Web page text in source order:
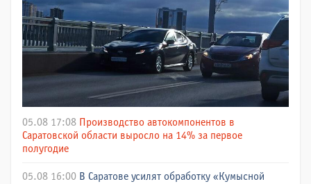
05.08 17:08 Производство автокомпонентов в
Саратовской области выросло на 14% за первое
полугодие
05.08 16:00 В Саратове усилят обработку «Кумысной